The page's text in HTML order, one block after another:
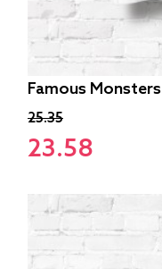
Famous Monsters
25.35
23.58